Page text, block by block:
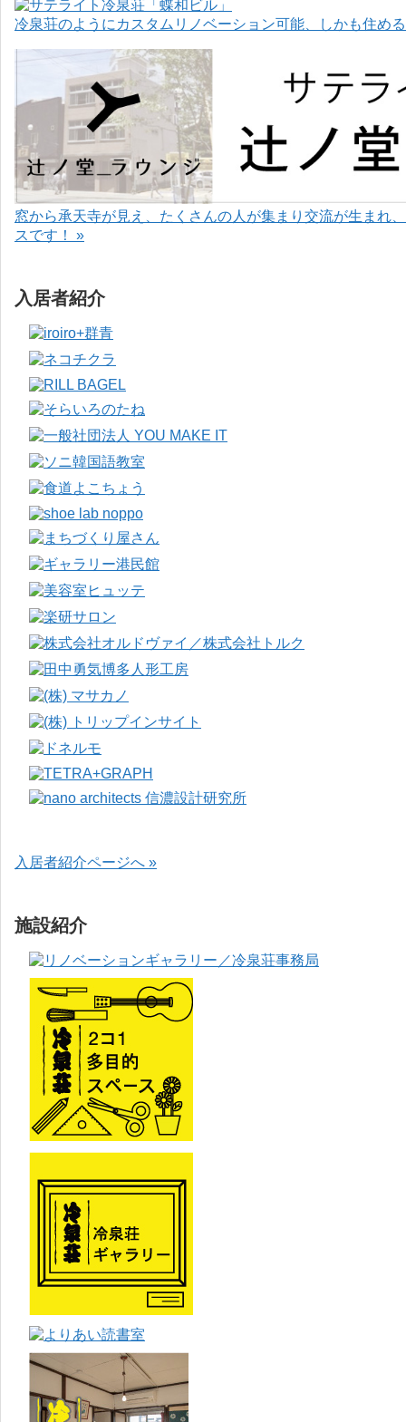
冷泉荘のようにカスタムリノベーション可能、しかも住め
窓から承天寺が見え、たくさんの人が集まり交流が生まれ
スです！ »
入居者紹介
入居者紹介ページへ »
施設紹介